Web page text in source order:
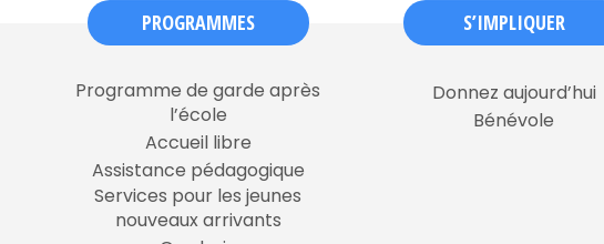
PROGRAMMES
Programme de garde après
l’école
Accueil libre
Assistance pédagogique
Services pour les jeunes
nouveaux arrivants
S’IMPLIQUER
Donnez aujourd’hui
Bénévole